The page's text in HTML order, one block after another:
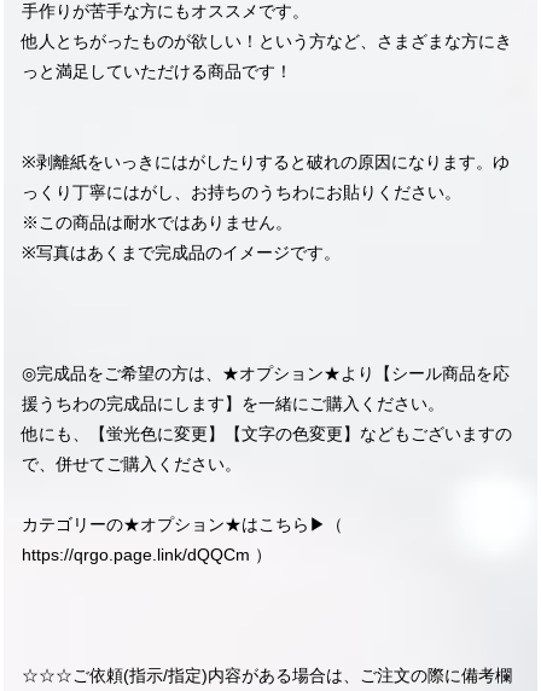
手作りが苦手な方にもオススメです。
他人とちがったものが欲しい！という方など、さまざまな方にき
っと満足していただける商品です！
※剥離紙をいっきにはがしたりすると破れの原因になります。ゆ
っくり丁寧にはがし、お持ちのうちわにお貼りください。
※この商品は耐水ではありません。
※写真はあくまで完成品のイメージです。
◎完成品をご希望の方は、★オプション★より【シール商品を応
援うちわの完成品にします】を一緒にご購入ください。
他にも、【蛍光色に変更】【文字の色変更】などもございますの
で、併せてご購入ください。
カテゴリーの★オプション★はこちら▶︎（
https://qrgo.page.link/dQQCm ）
☆☆☆ご依頼(指示/指定)内容がある場合は、ご注文の際に備考欄